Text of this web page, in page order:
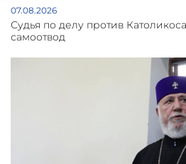
07.08.2026
Судья по делу против
самоотвод